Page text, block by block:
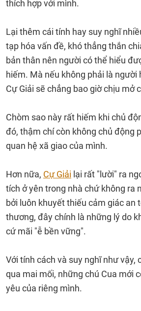
thích hợp với mình.
Lại thêm cái tính hay suy nghĩ
tạp hóa vấn đề, khó thẳng thắn
bản thân nên người có thể hiểu
hiếm. Mà nếu không phải là người
Cự Giải sẽ chẳng bao giờ chịu mở
Chòm sao này rất hiếm khi chủ
đó, thậm chí còn không chủ động
quan hệ xã giao của mình.
Hơn nữa, Cự Giải lại rất "lười" ra
tích ở yên trong nhà chứ không ra
bởi luôn khuyết thiếu cảm giác an
thương, đây chính là những lý do
cứ mãi "ễ bền vững".
Với tính cách và suy nghĩ như vậy,
qua mai mối, những chú Cua mới
yêu của riêng mình.